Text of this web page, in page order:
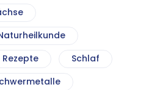
Rezepte
Schlaf